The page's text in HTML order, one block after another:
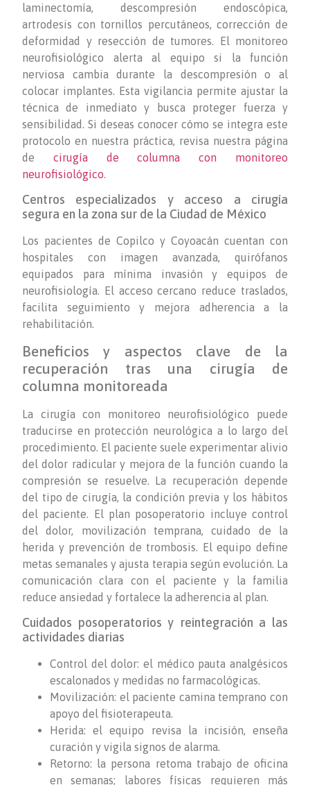
laminectomía, descompresión endoscópica,
artrodesis con tornillos percutáneos, corrección de
deformidad y resección de tumores. El monitoreo
neurofisiológico alerta al equipo si la función
nerviosa cambia durante la descompresión o al
colocar implantes. Esta vigilancia permite ajustar la
técnica de inmediato y busca proteger fuerza y
sensibilidad. Si deseas conocer cómo se integra este
protocolo en nuestra práctica, revisa nuestra página
de cirugía de columna con monitoreo
neurofisiológico.
Centros especializados y acceso a cirugía
segura en la zona sur de la Ciudad de México
Los pacientes de Copilco y Coyoacán cuentan con
hospitales con imagen avanzada, quirófanos
equipados para mínima invasión y equipos de
neurofisiología. El acceso cercano reduce traslados,
facilita seguimiento y mejora adherencia a la
rehabilitación.
Beneficios y aspectos clave de la
recuperación tras una cirugía de
columna monitoreada
La cirugía con monitoreo neurofisiológico puede
traducirse en protección neurológica a lo largo del
procedimiento. El paciente suele experimentar alivio
del dolor radicular y mejora de la función cuando la
compresión se resuelve. La recuperación depende
del tipo de cirugía, la condición previa y los hábitos
del paciente. El plan posoperatorio incluye control
del dolor, movilización temprana, cuidado de la
herida y prevención de trombosis. El equipo define
metas semanales y ajusta terapia según evolución. La
comunicación clara con el paciente y la familia
reduce ansiedad y fortalece la adherencia al plan.
Cuidados posoperatorios y reintegración a las
actividades diarias
Control del dolor: el médico pauta analgésicos
escalonados y medidas no farmacológicas.
Movilización: el paciente camina temprano con
apoyo del fisioterapeuta.
Herida: el equipo revisa la incisión, enseña
curación y vigila signos de alarma.
Retorno: la persona retoma trabajo de oficina
en semanas; labores físicas requieren más